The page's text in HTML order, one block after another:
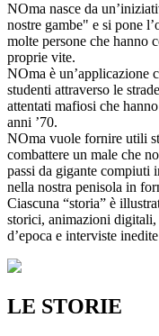
NOma nasce da
nostre gambe" e si pone
molte persone che hanno
proprie vite.
NOma è un’applicazione
studenti attraverso le
attentati mafiosi che
anni ’70.
NOma vuole fornire utili
combattere un male che
passi da gigante compiuti
nella nostra penisola in
Ciascuna “storia” è
storici, animazioni
d’epoca e interviste
LE STORIE